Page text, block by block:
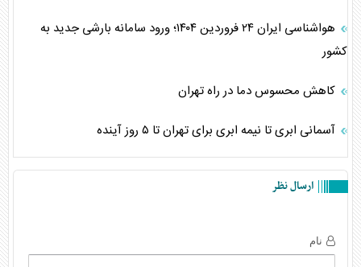
هواشناسی ایران ۲۴ فروردین ۱۴۰۴؛ ورود سامانه بارشی جدید به
کشور
کاهش محسوس دما در راه تهران
آسمانی ابری تا نیمه ابری برای تهران تا ۵ روز آینده
ارسال نظر
نام